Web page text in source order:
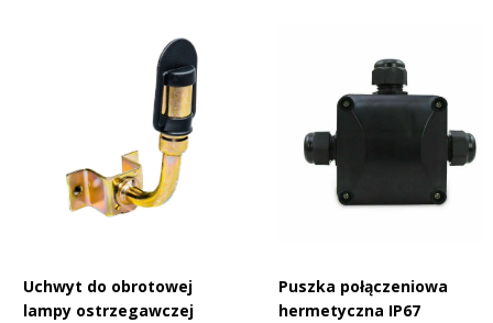
Uchwyt do obrotowej
lampy ostrzegawczej
Puszka połączeniowa
hermetyczna IP67